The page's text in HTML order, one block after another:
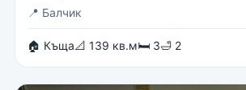
📍 Балчик
🏠 Къща📐 139 кв.м🛏 3🛁 2